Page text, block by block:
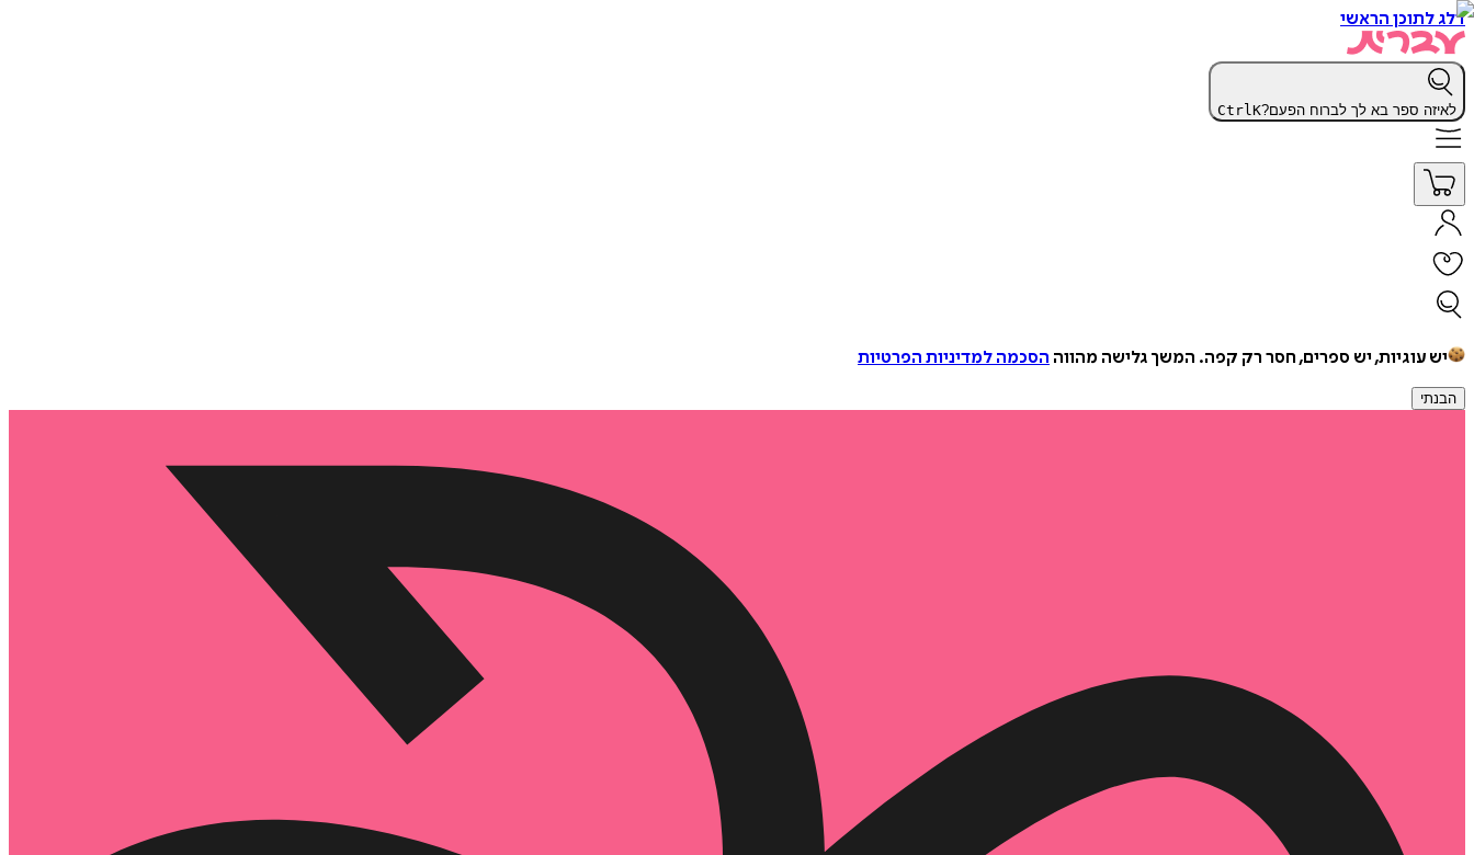
דלג לתוכן הראשי
לאיזה ספר בא לך לברוח הפעם? CtrlK
יש עוגיות, יש ספרים, חסר רק קפה. המשך גלישה מהווה הסכמה למדיניות הפרטיות
הבנתי